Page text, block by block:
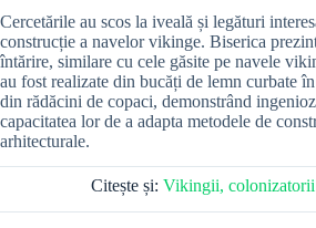
Cercetările au scos la iveală și legături
construcție a navelor vikinge. Biserica
întărire, similare cu cele găsite pe navele
au fost realizate din bucăți de lemn curbate
din rădăcini de copaci, demonstrând
capacitatea lor de a adapta metodele de
arhitecturale.
Citește și: Vikingii, colonizatorii